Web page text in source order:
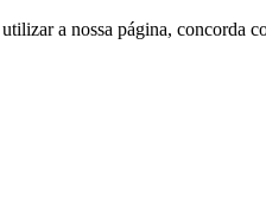
a nossa página, concorda